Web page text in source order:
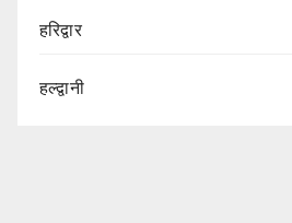
हरिद्वार
हल्द्वानी